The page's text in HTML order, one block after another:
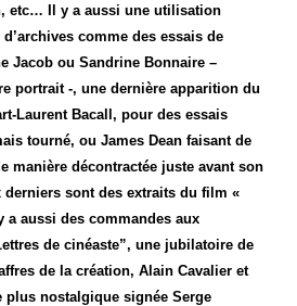
etc… Il y a aussi une utilisation
comme des essais de
Jacob ou Sandrine Bonnaire –
portrait -, une dernière apparition du
Laurent Bacall, pour des essais
tourné, ou James Dean faisant de
manière décontractée juste avant son
derniers sont des extraits du film «
a aussi des commandes aux
de cinéaste”, une jubilatoire de
de la création, Alain Cavalier et
plus nostalgique signée Serge